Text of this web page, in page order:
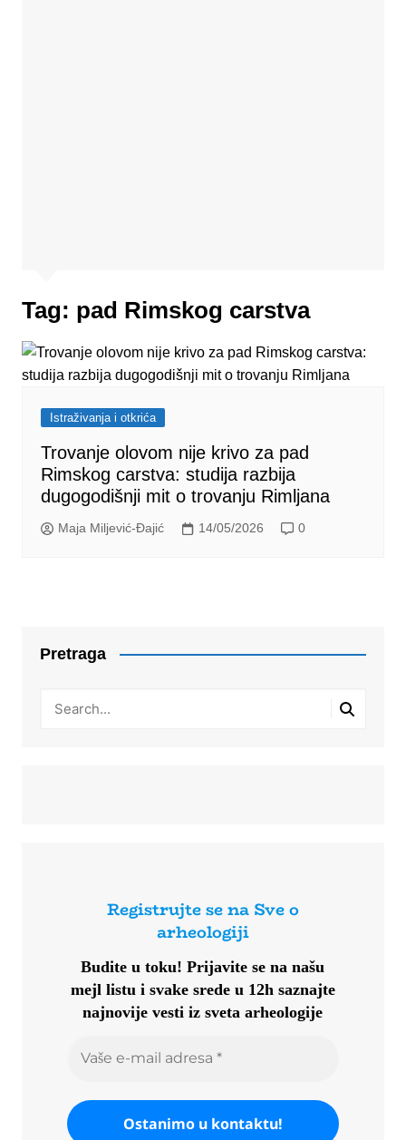
Tag: pad Rimskog carstva
Istraživanja i otkrića
Trovanje olovom nije krivo za pad
Rimskog carstva: studija razbija
dugogodišnji mit o trovanju Rimljana
Maja Miljević-Đajić 14/05/2026 0
Pretraga
Registrujte se na Sve o
arheologiji
Budite u toku!Prijavite se na našu
mejl listu i svake srede u 12h saznajte
najnovije vesti iz sveta arheologije